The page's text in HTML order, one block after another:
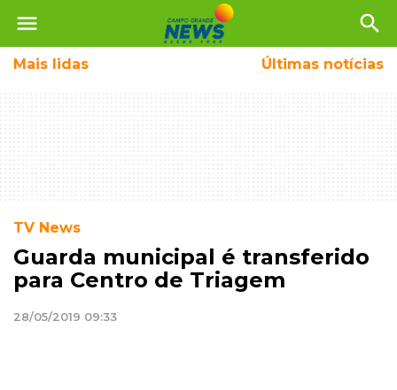
menu search
Mais lidas Últimas notícias
TV News
Guarda municipal é transferido
para Centro de Triagem
28/05/2019 09:33